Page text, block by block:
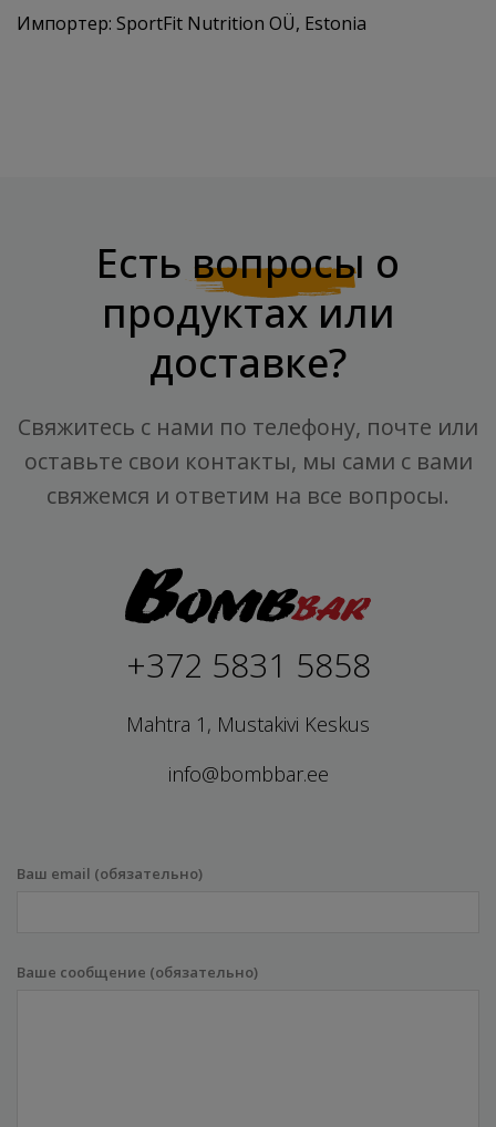
Импортер: SportFit Nutrition OÜ, Estonia
Есть вопросы о
продуктах или
доставке?
Свяжитесь с нами по телефону, почте или
оставьте свои контакты, мы сами с вами
свяжемся и ответим на все вопросы.
+372 5831 5858
Mahtra 1, Mustakivi Keskus
info@bombbar.ee
Ваш email (обязательно)
Ваше сообщение (обязательно)